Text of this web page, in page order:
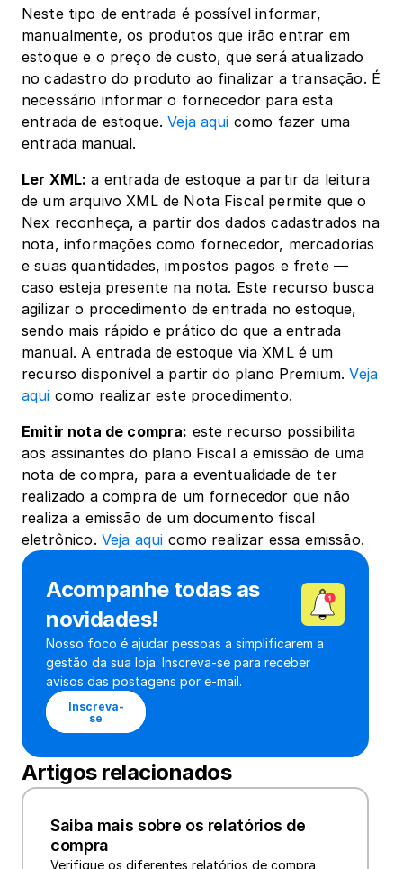
Neste tipo de entrada é possível informar,
manualmente, os produtos que irão entrar em
estoque e o preço de custo, que será atualizado
no cadastro do produto ao finalizar a transação. É
necessário informar o fornecedor para esta
entrada de estoque. Veja aqui como fazer uma
entrada manual.
Ler XML: a entrada de estoque a partir da leitura
de um arquivo XML de Nota Fiscal permite que o
Nex reconheça, a partir dos dados cadastrados na
nota, informações como fornecedor, mercadorias
e suas quantidades, impostos pagos e frete —
caso esteja presente na nota. Este recurso busca
agilizar o procedimento de entrada no estoque,
sendo mais rápido e prático do que a entrada
manual. A entrada de estoque via XML é um
recurso disponível a partir do plano Premium. Veja
aqui como realizar este procedimento.
Emitir nota de compra: este recurso possibilita
aos assinantes do plano Fiscal a emissão de uma
nota de compra, para a eventualidade de ter
realizado a compra de um fornecedor que não
realiza a emissão de um documento fiscal
eletrônico. Veja aqui como realizar essa emissão.
Acompanhe todas as
novidades!
Nosso foco é ajudar pessoas a simplificarem a
gestão da sua loja. Inscreva-se para receber
avisos das postagens por e-mail.
Inscreva-
se
Artigos relacionados
Saiba mais sobre os relatórios de
compra
Verifique os diferentes relatórios de compra